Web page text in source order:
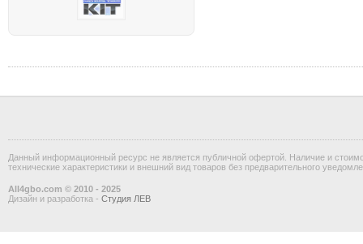
Данный информационный ресурс не является публичной офертой. Наличие и
технические характеристики и внешний вид товаров без предварительного
All4gbo.com © 2010 - 2025
Дизайн и разработка - Студия ЛЕВ